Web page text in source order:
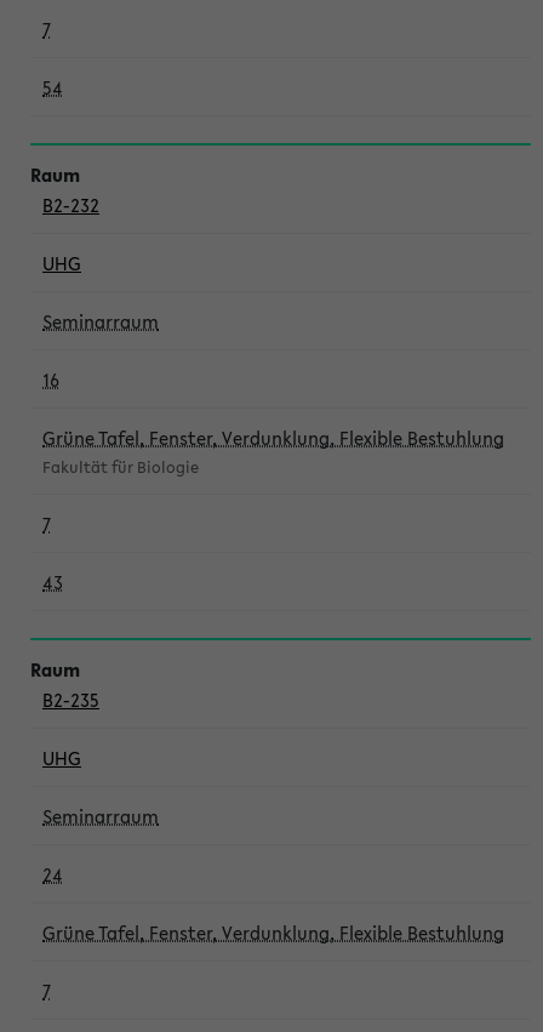
7
54
B2-232
UHG
Seminarraum
16
Grüne Tafel, Fenster, Verdunklung, Flexible Bestuhlung
Fakultät für Biologie
7
43
B2-235
UHG
Seminarraum
24
Grüne Tafel, Fenster, Verdunklung, Flexible Bestuhlung
7